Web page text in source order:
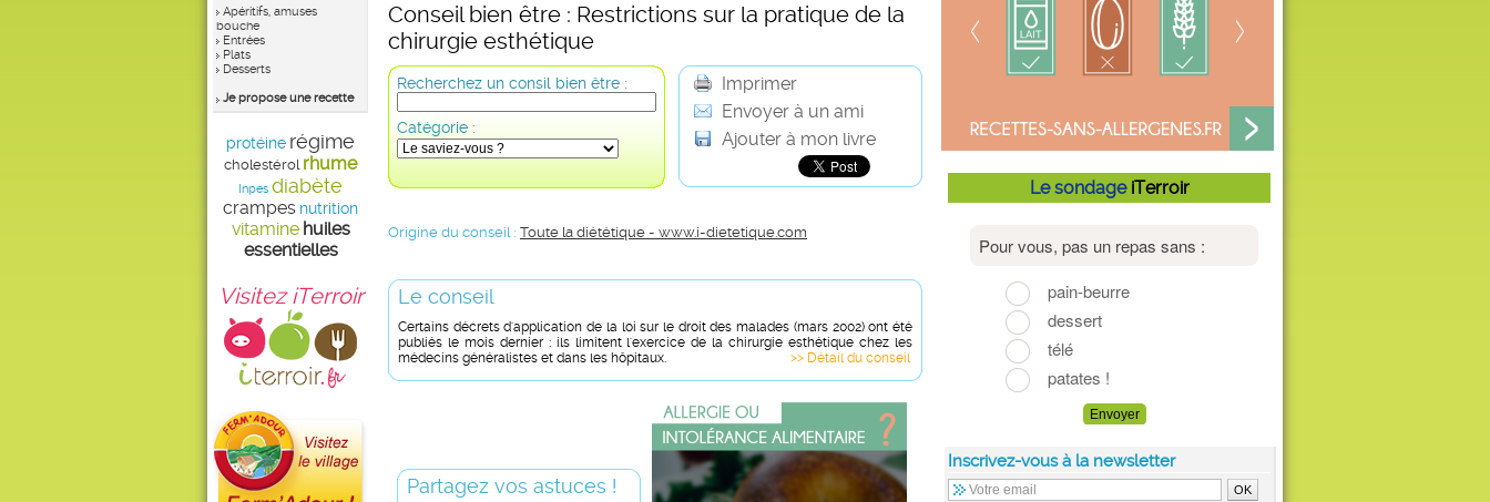
Apéritifs, amuses
bouche
Entrées
Plats
Desserts
Je propose une recette
protéine régime
cholestérol rhume
Inpes diabète
crampes nutrition
vitamine huiles
essentielles
Visitez iTerroir
Le sondage iTerroir
Inscrivez-vous à la newsletter
Conseil bien être : Restrictions sur la pratique de la
chirurgie esthétique
Recherchez un consil bien être :
Catégorie :
Imprimer
Envoyer à un ami
Ajouter à mon livre
Origine du conseil : Toute la diététique - www.i-dietetique.com
Le conseil
Certains décrets d'application de la loi sur le droit des malades (mars 2002) ont été
publiés le mois dernier : ils limitent l'exercice de la chirurgie esthétique chez les
médecins généralistes et dans les hôpitaux.
>> Détail du conseil
Partagez vos astuces !